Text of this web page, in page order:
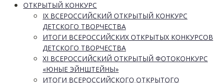
ОТКРЫТЫЙ КОНКУРС
IX ВСЕРОССИЙСКИЙ ОТКРЫТЫЙ КОНКУРС
ДЕТСКОГО ТВОРЧЕСТВА
ИТОГИ ВСЕРОССИЙСКИХ ОТКРЫТЫХ КОНКУРСОВ
ДЕТСКОГО ТВОРЧЕСТВА
XI ВСЕРОССИЙСКИЙ ОТКРЫТЫЙ ФОТОКОНКУРС
«ЮНЫЕ ЭЙНШТЕЙНЫ»
ИТОГИ ВСЕРОССИЙСКОГО ОТКРЫТОГО